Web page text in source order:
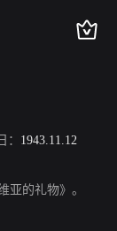
： 1943.11.12
亚的礼物》。